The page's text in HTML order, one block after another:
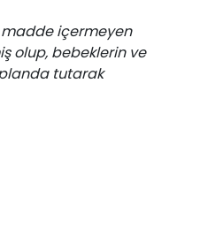
madde içermeyen
olup, bebeklerin ve
planda tutarak